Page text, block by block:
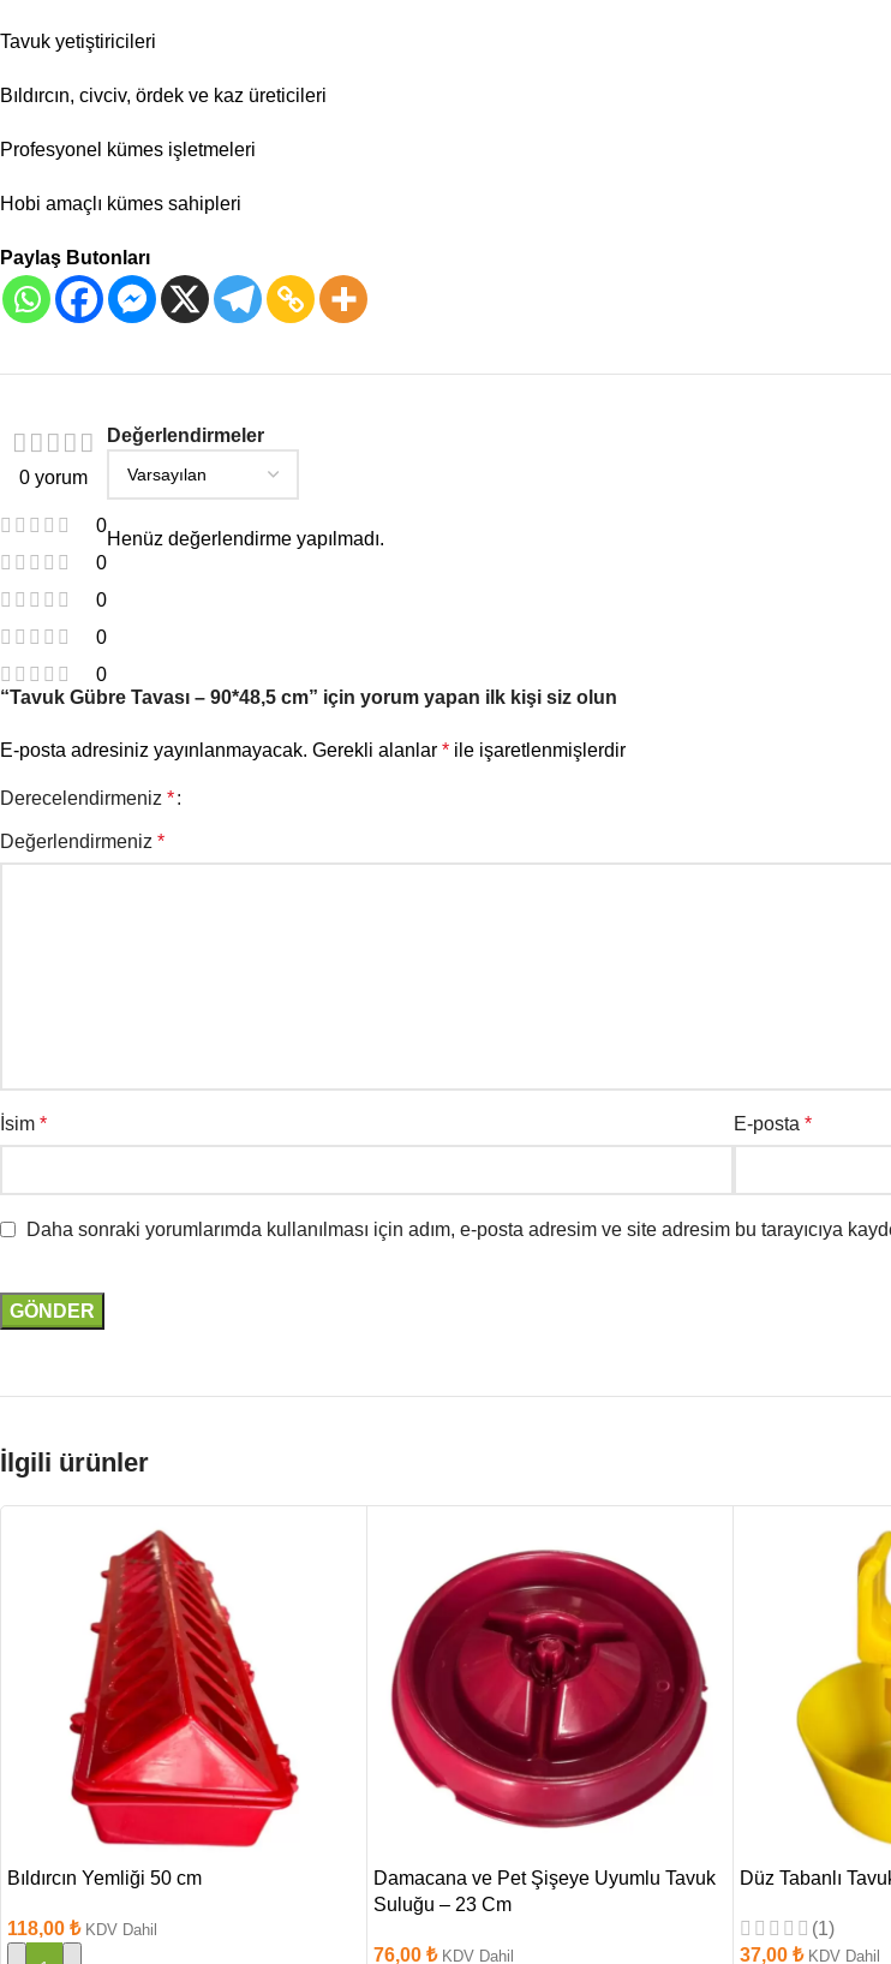
Tavuk yetiştiricileri
Bıldırcın, civciv, ördek ve kaz üreticileri
Profesyonel kümes işletmeleri
Hobi amaçlı kümes sahipleri
Paylaş Butonları
0 yorum
0
0
0
0
0
Değerlendirmeler
Henüz değerlendirme yapılmadı.
“Tavuk Gübre Tavası – 90*48,5 cm” için yorum yapan ilk kişi siz olun
E-posta adresiniz yayınlanmayacak. Gerekli alanlar * ile işaretlenmişlerdir
Derecelendirmeniz *
Değerlendirmeniz *
İsim * E-posta *
Daha sonraki yorumlarımda kullanılması için adım, e-posta adresim ve site adresim bu tarayıcıya
İlgili ürünler
Bıldırcın Yemliği 50 cm
118,00 ₺ KDV Dahil
Damacana ve Pet Şişeye Uyumlu Tavuk
Suluğu – 23 Cm
76,00 ₺ KDV Dahil
Düz Tabanlı
(1)
37,00 ₺ KDV Dahil